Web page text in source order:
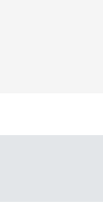
Copyright